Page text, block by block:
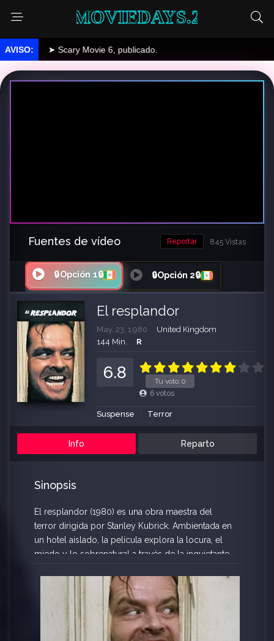
MOVIEDAYS.2
➤ Scary Movie 6, publicado.
Fuentes de vídeo 845 Vistas
Reportar
🔒Opción 1🔒 🔒Opción 2🔒
El resplandor
May. 23, 1980
United Kingdom
144 Min.
R
Tu voto: 0
6.8
6 votos
Suspense Terror
Info Reparto
Sinopsis
El resplandor (1980) es una obra maestra del
terror dirigida por Stanley Kubrick. Ambientada en
un hotel aislado, la película explora la locura, el
miedo y lo sobrenatural a través de la inquietante
psíquico de su hijo.